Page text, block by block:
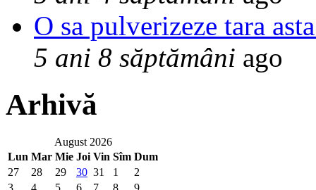
O sa pulverizeze tara
5 ani 8 săptămâni ago
Arhivă
August 2026
Lun Mar Mie Joi Vin Sîm Dum
27
28 29 30 31 1
2
3
4 5 6 7 8
9